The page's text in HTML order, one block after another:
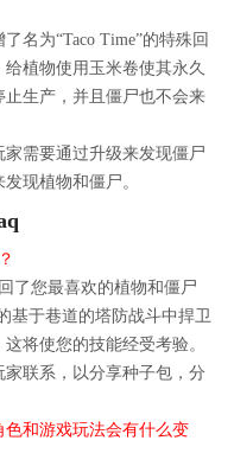
名为“Taco Time”的特殊回
植物使用玉米卷使其永久
生产，并且僵尸也不会来
需要通过升级来发现僵尸
现植物和僵尸。
了您最喜欢的植物和僵尸
基于巷道的塔防战斗中捍卫
将使您的技能经受考验。
联系，以分享种子包，分
和游戏玩法会有什么变